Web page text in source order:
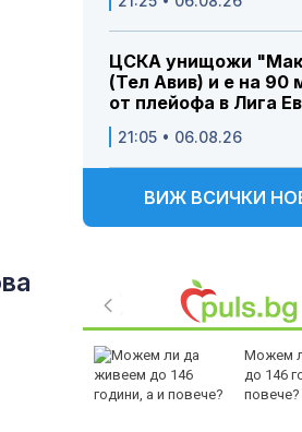
ЦСКА унищожи
(Тел Авив) и е на 90
от плейофа в Лига
21:05 • 06.08.26
ВИЖ ВСИЧКИ
Можем
до 146
повече?